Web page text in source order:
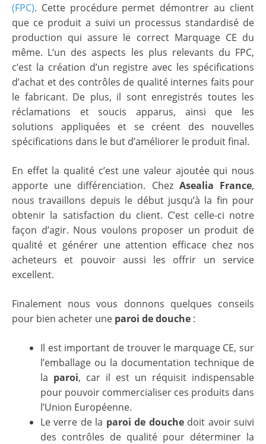
(FPC). Cette procédure permet démontrer au client
que ce produit a suivi un processus standardisé de
production qui assure le correct Marquage CE du
même. L’un des aspects les plus relevants du FPC,
c’est la création d’un registre avec les spécifications
d’achat et des contrôles de qualité internes faits pour
le fabricant. De plus, il sont enregistrés toutes les
réclamations et soucis apparus, ainsi que les
solutions appliquées et se créent des nouvelles
spécifications dans le but d’améliorer le produit final.
En effet la qualité c’est une valeur ajoutée qui nous
apporte une différenciation. Chez Asealia France,
nous travaillons depuis le début jusqu’à la fin pour
obtenir la satisfaction du client. C’est celle-ci notre
façon d’agir. Nous voulons proposer un produit de
qualité et générer une attention efficace chez nos
acheteurs et pouvoir aussi les offrir un service
excellent.
Finalement nous vous donnons quelques conseils
pour bien acheter une paroi de douche :
Il est important de trouver le marquage CE, sur
l’emballage ou la documentation technique de
la paroi, car il est un réquisit indispensable
pour pouvoir commercialiser ces produits dans
l’Union Européenne.
Le verre de la paroi de douchedoit avoir suivi
des contrôles de qualité pour déterminer la